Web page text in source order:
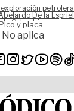
De la
Colombia
Pico y placa
No aplica